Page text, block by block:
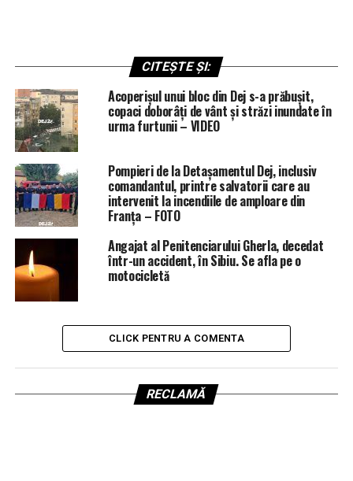
CITEȘTE ȘI:
Acoperișul unui bloc din Dej s-a prăbușit,
copaci doborâți de vânt și străzi inundate în
urma furtunii – VIDEO
Pompieri de la Detașamentul Dej, inclusiv
comandantul, printre salvatorii care au
intervenit la incendiile de amploare din
Franța – FOTO
Angajat al Penitenciarului Gherla, decedat
într-un accident, în Sibiu. Se afla pe o
motocicletă
CLICK PENTRU A COMENTA
RECLAMĂ